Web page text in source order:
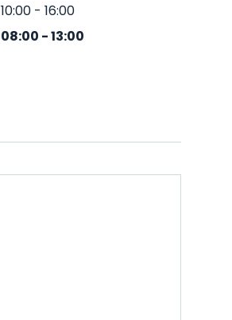
10:00 - 16:00
08:00 -13:00